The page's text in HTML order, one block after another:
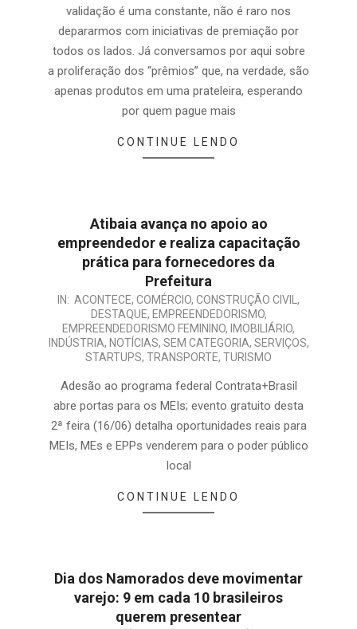
validação é uma constante, não é raro nos
depararmos com iniciativas de premiação por
todos os lados. Já conversamos por aqui sobre
a proliferação dos “prêmios” que, na verdade, são
apenas produtos em uma prateleira, esperando
por quem pague mais
CONTINUE LENDO
Atibaia avança no apoio ao
empreendedor e realiza capacitação
prática para fornecedores da
Prefeitura
IN: ACONTECE, COMÉRCIO, CONSTRUÇÃO CIVIL ,
DESTAQUE, EMPREENDEDORISMO,
EMPREENDEDORISMO FEMININO, IMOBILIÁRIO,
INDÚSTRIA, NOTÍCIAS, SEM CATEGORIA, SERVIÇOS,
STARTUPS, TRANSPORTE, TURISMO
Adesão ao programa federal Contrata+Brasil
abre portas para os MEIs; evento gratuito desta
2ª feira (16/06) detalha oportunidades reais para
MEIs, MEs e EPPs venderem para o poder público
local
CONTINUE LENDO
Dia dos Namorados deve movimentar
varejo: 9 em cada 10 brasileiros
querem presentear